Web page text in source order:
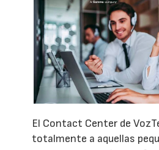
El Contact Center de
totalmente a aquellas